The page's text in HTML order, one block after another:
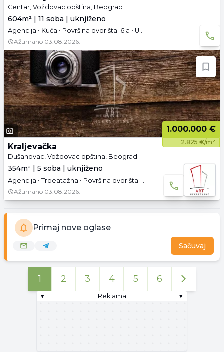
Centar, Voždovac opština, Beograd
604m² | 11 soba | uknjiženo
Agencija • Kuća • Površina dvorišta: 6 a • Uknjižen • Garaža
Ažurirano 03.08.2026.
1 1.000.000 €
2.825 €/m²
Kraljevačka
Dušanovac, Voždovac opština, Beograd
354m² | 5 soba | uknjiženo
Agencija • Troeatažna • Površina dvorišta: 3.55 a • Uknjižen • Prazno
Ažurirano 03.08.2026.
Primaj nove oglase
Sačuvaj
1 2 3 4 5 6
▾ Reklama ▾